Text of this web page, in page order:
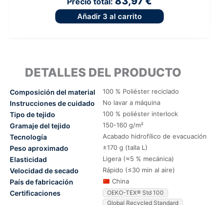
Añadir 3 al carrito
DETALLES DEL PRODUCTO
Composición del material 100 % Poliéster reciclado
Instrucciones de cuidado No lavar a máquina
Tipo de tejido 100 % poliéster interlock
Gramaje del tejido 150-160 g/m²
Tecnología Acabado hidrofílico de evacuación
Peso aproximado ±170 g (talla L)
Elasticidad Ligera (≈5 % mecánica)
Velocidad de secado Rápido (≤30 min al aire)
País de fabricación China
Certificaciones
OEKO-TEX® Std 100
Global Recycled Standard